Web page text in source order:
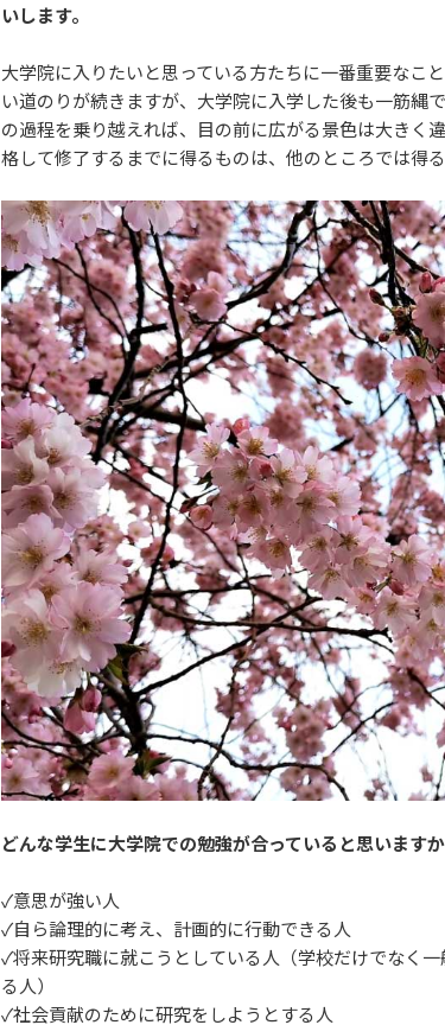
いします。
大学院に入りたいと思っている方たちに一番重要なこ
い道のりが続きますが、大学院に入学した後も一筋縄
の過程を乗り越えれば、目の前に広がる景色は大きく
格して修了するまでに得るものは、他のところでは得
どんな学生に大学院での勉強が合っていると思います
✓意思が強い人
✓自ら論理的に考え、計画的に行動できる人
✓将来研究職に就こうとしている人（学校だけでなく
る人）
✓社会貢献のために研究をしようとする人